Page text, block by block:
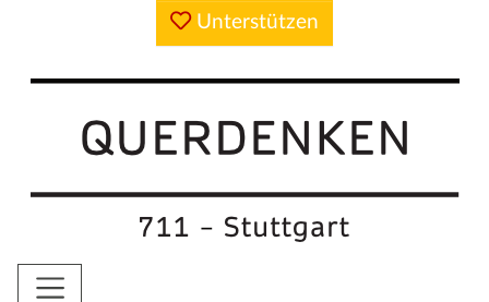
Unterstützen